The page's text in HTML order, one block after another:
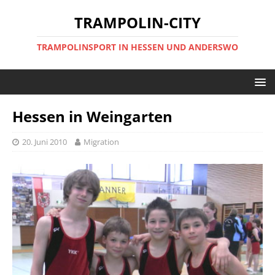
TRAMPOLIN-CITY
TRAMPOLINSPORT IN HESSEN UND ANDERSWO
Hessen in Weingarten
20. Juni 2010 Migration